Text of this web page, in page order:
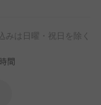
みは日曜・祝日を除く